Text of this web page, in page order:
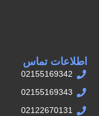
اطلاعات تماس
02155169342
02155169343
02122670131